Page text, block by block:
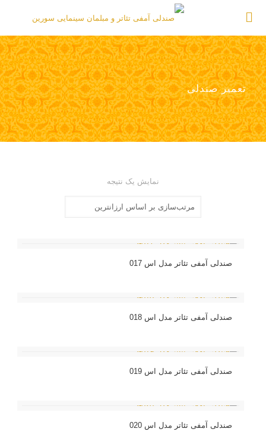
تعمیر صندلی
نمایش یک نتیجه
صندلی آمفی تئاتر مدل اس 017
صندلی آمفی تئاتر مدل اس 018
صندلی آمفی تئاتر مدل اس 019
صندلی آمفی تئاتر مدل اس 020